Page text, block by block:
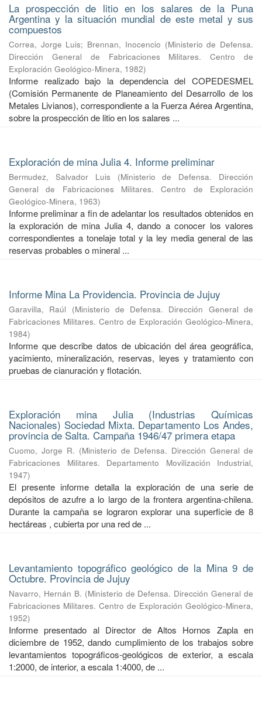
La prospección de litio en los salares de la Puna
Argentina y la situación mundial de este metal y sus
compuestos
Correa, Jorge Luis; Brennan, Inocencio (Ministerio de Defensa.
Dirección General de Fabricaciones Militares. Centro de
Exploración Geológico-Minera, 1982)
Informe realizado bajo la dependencia del COPEDESMEL
(Comisión Permanente de Planeamiento del Desarrollo de los
Metales Livianos), correspondiente a la Fuerza Aérea Argentina,
sobre la prospección de litio en los salares ...
Exploración de mina Julia 4. Informe preliminar
Bermudez, Salvador Luis (Ministerio de Defensa. Dirección
General de Fabricaciones Militares. Centro de Exploración
Geológico-Minera, 1963)
Informe preliminar a fin de adelantar los resultados obtenidos en
la exploración de mina Julia 4, dando a conocer los valores
correspondientes a tonelaje total y la ley media general de las
reservas probables o mineral ...
Informe Mina La Providencia. Provincia de Jujuy
Garavilla, Raúl (Ministerio de Defensa. Dirección General de
Fabricaciones Militares. Centro de Exploración Geológico-Minera,
1984)
Informe que describe datos de ubicación del área geográfica,
yacimiento, mineralización, reservas, leyes y tratamiento con
pruebas de cianuración y flotación.
Exploración mina Julia (Industrias Químicas
Nacionales) Sociedad Mixta. Departamento Los Andes,
provincia de Salta. Campaña 1946/47 primera etapa
Cuomo, Jorge R. (Ministerio de Defensa. Dirección General de
Fabricaciones Militares. Departamento Movilización Industrial,
1947)
El presente informe detalla la exploración de una serie de
depósitos de azufre a lo largo de la frontera argentina-chilena.
Durante la campaña se lograron explorar una superficie de 8
hectáreas , cubierta por una red de ...
Levantamiento topográfico geológico de la Mina 9 de
Octubre. Provincia de Jujuy
Navarro, Hernán B. (Ministerio de Defensa. Dirección General de
Fabricaciones Militares. Centro de Exploración Geológico-Minera,
1952)
Informe presentado al Director de Altos Hornos Zapla en
diciembre de 1952, dando cumplimiento de los trabajos sobre
levantamientos topográficos-geológicos de exterior, a escala
1:2000, de interior, a escala 1:4000, de ...